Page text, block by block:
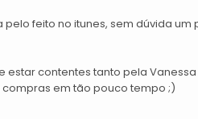
feito no itunes, sem dúvida um
estar contentes tanto pela
em tão pouco tempo ;)